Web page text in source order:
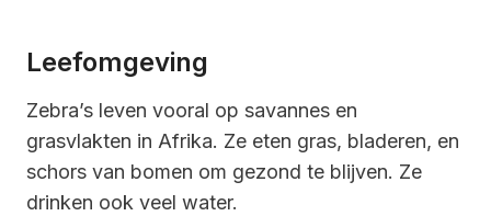
Leefomgeving
Zebra’s leven vooral op savannes en
grasvlakten in Afrika. Ze eten gras, bladeren, en
schors van bomen om gezond te blijven. Ze
drinken ook veel water.